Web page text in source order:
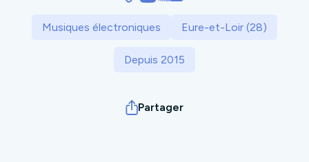
Musiques électroniques Eure-et-Loir (28)
Depuis 2015
Partager